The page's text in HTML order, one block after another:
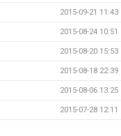
2015-09-21 11:43
2015-08-24 10:51
2015-08-20 15:53
2015-08-18 22:39
2015-08-06 13:25
2015-07-28 12:11